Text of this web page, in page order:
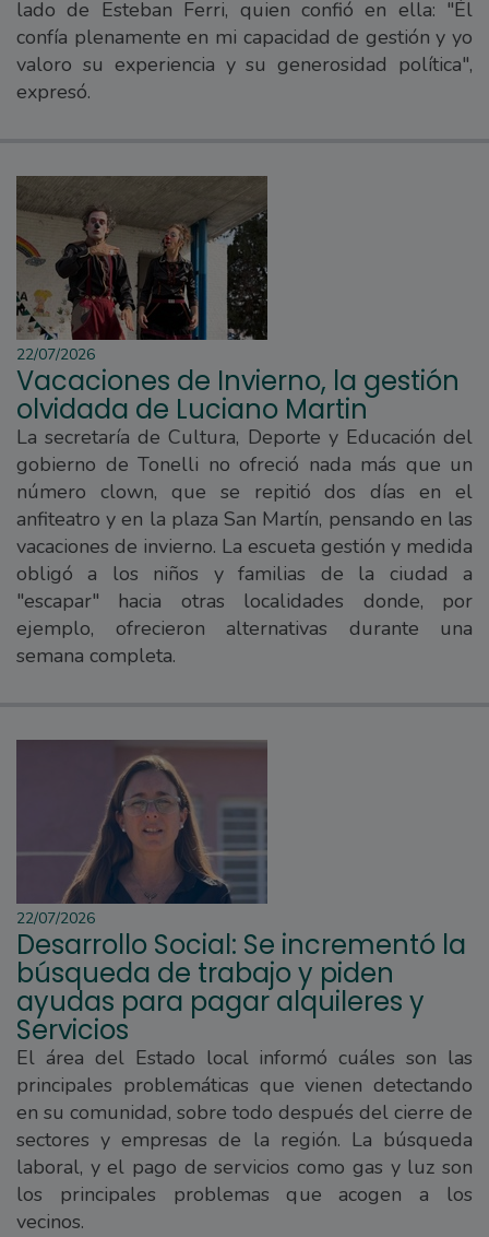
lado de Esteban Ferri, quien confió en ella: "Él
confía plenamente en mi capacidad de gestión y yo
valoro su experiencia y su generosidad política",
expresó.
22/07/2026
Vacaciones de Invierno, la gestión
olvidada de Luciano Martin
La secretaría de Cultura, Deporte y Educación del
gobierno de Tonelli no ofreció nada más que un
número clown, que se repitió dos días en el
anfiteatro y en la plaza San Martín, pensando en las
vacaciones de invierno. La escueta gestión y medida
obligó a los niños y familias de la ciudad a
"escapar" hacia otras localidades donde, por
ejemplo, ofrecieron alternativas durante una
semana completa.
22/07/2026
Desarrollo Social: Se incrementó la
búsqueda de trabajo y piden
ayudas para pagar alquileres y
Servicios
El área del Estado local informó cuáles son las
principales problemáticas que vienen detectando
en su comunidad, sobre todo después del cierre de
sectores y empresas de la región. La búsqueda
laboral, y el pago de servicios como gas y luz son
los principales problemas que acogen a los
vecinos.